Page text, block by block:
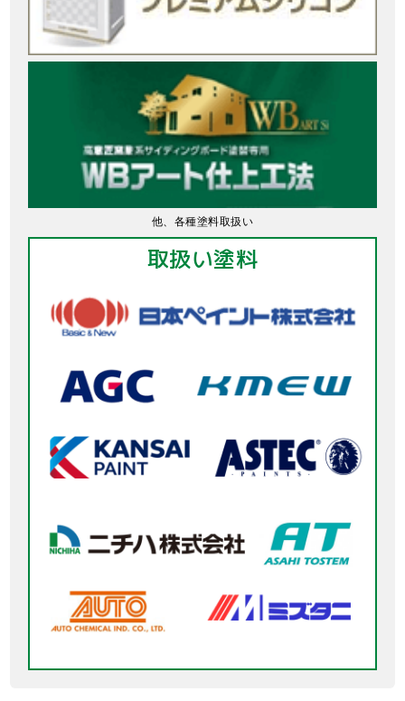
他、各種塗料取扱い
取扱い塗料